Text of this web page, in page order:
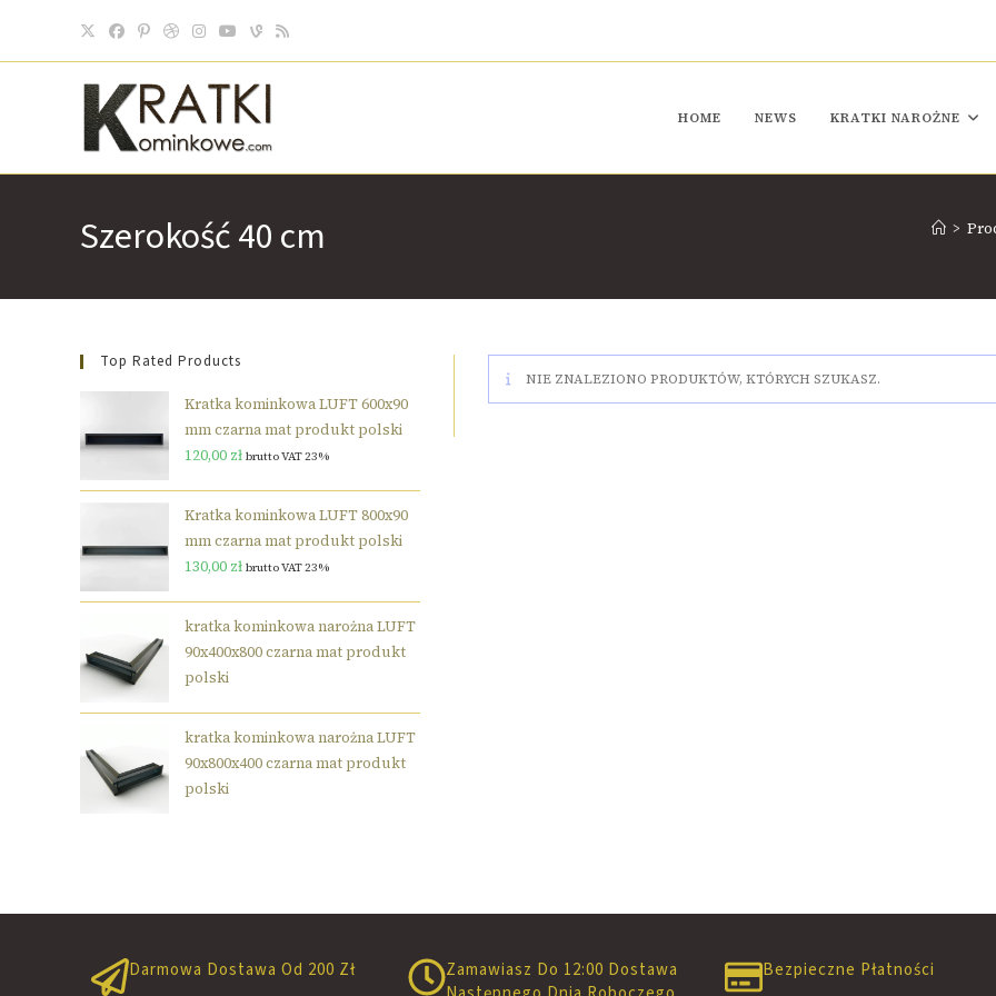
HOME NEWS KRATKI NAROŻNE
Szerokość 40 cm >
NIE ZNALEZIONO PRODUKTÓW, KTÓRYCH SZUKASZ.
Top Rated Products
Kratka kominkowa LUFT 600x90
mm czarna mat produkt polski
120,00 zł brutto VAT 23%
Kratka kominkowa LUFT 800x90
mm czarna mat produkt polski
130,00 zł brutto VAT 23%
kratka kominkowa narożna LUFT
90x400x800 czarna mat produkt
polski
kratka kominkowa narożna LUFT
90x800x400 czarna mat produkt
polski
Darmowa Dostawa Od 200 Zł
Zamawiasz Do 12:00 Dostawa
Bezpieczne Płatności